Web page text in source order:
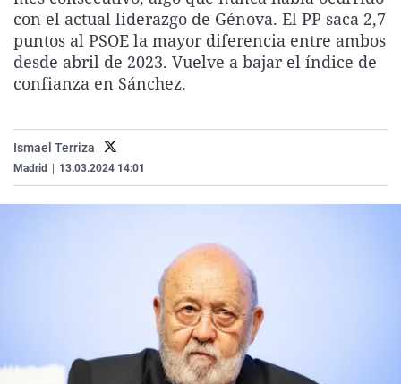
La rosa de los vientos
Gente viajera
Como el perro y el
Caso
Retornados
Equipo de
Extremadura
Galicia
La Rioja
Virales
Televisión
Elecciones
con el actual liderazgo de Génova. El PP saca 2,7
puntos al PSOE la mayor diferencia entre ambos
desde abril de 2023. Vuelve a bajar el índice de
confianza en Sánchez.
Ismael Terriza
Madrid 13.03.2024 14:01